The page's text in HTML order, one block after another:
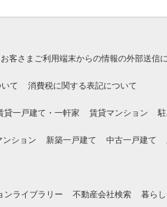
お客さまご利用端末からの情報の外部送信
て 消費税に関する表記について
貸一戸建て・一軒家 賃貸マンション
ンション 新築一戸建て 中古一戸建て
ンライブラリー 不動産会社検索 暮ら